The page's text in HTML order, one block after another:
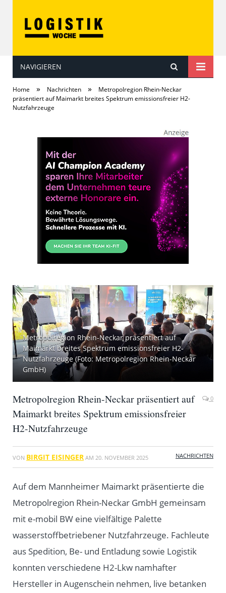
LOGISTIKwoche
NAVIGIEREN
Home » Nachrichten »
Metropolregion Rhein-Neckar
präsentiert auf Maimarkt breites Spektrum emissionsfreier H2-
Nutzfahrzeuge
Metropolregion Rhein-Neckar präsentiert auf
Maimarkt breites Spektrum emissionsfreier H2-
Nutzfahrzeuge (Foto: Metropolregion Rhein-Neckar
GmbH)
Metropolregion Rhein-Neckar präsentiert auf
Maimarkt breites Spektrum emissionsfreier
H2-Nutzfahrzeuge
0
VON BIRGIT EISINGER AM 20. NOVEMBER 2025 NACHRICHTEN
Auf dem Mannheimer Maimarkt präsentierte die
Metropolregion Rhein-Neckar GmbH gemeinsam
mit e-mobil BW eine vielfältige Palette
wasserstoffbetriebener Nutzfahrzeuge. Fachleute
aus Spedition, Be- und Entladung sowie Logistik
konnten verschiedene H2-Lkw namhafter
Hersteller in Augenschein nehmen, live betanken